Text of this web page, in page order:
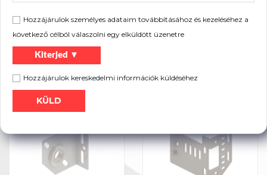
Hozzájárulok személyes adataim továbbításához és kezeléséhez a
következő célból válaszolni egy elküldött üzenetre
Kiterjed ▼
Hozzájárulok kereskedelmi információk küldéséhez
Csőtengely oldalsó támaszték
Csőtengely oldalsó támaszték